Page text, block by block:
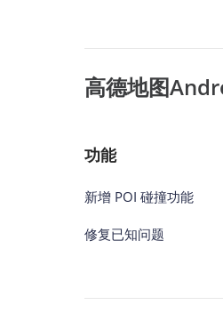
高德地图
功能
新增 POI 碰撞功能
修复已知问题